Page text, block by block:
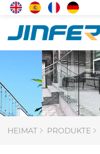
HEIMAT PRODUKTE